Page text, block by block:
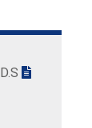
D.S